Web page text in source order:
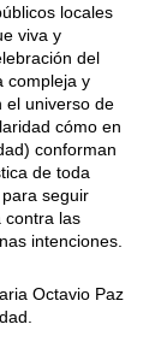
locales
viva y
del
compleja y
el universo de
cómo en
conforman
de toda
seguir
contra las
intenciones.
Octavio Paz